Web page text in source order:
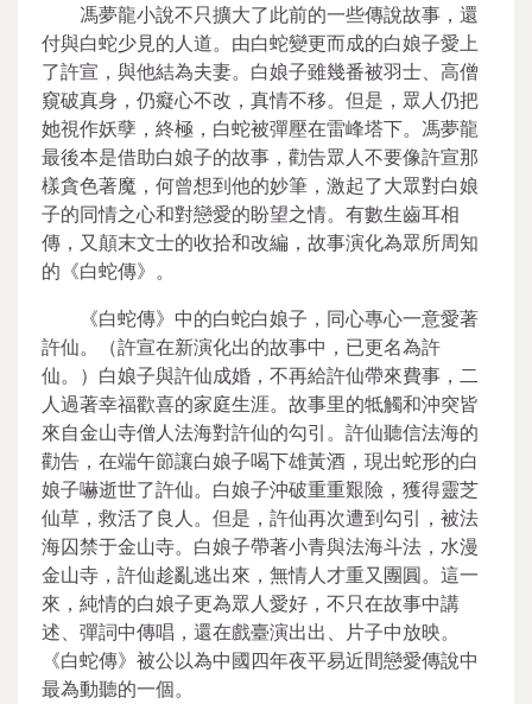
馮夢龍小說不只擴大了此前的一些傳說故事，還
付與白蛇少見的人道。由白蛇變更而成的白娘子愛上
了許宣，與他結為夫妻。白娘子雖幾番被羽士、高僧
窺破真身，仍癡心不改，真情不移。但是，眾人仍把
她視作妖孽，終極，白蛇被彈壓在雷峰塔下。馮夢龍
最後本是借助白娘子的故事，勸告眾人不要像許宣那
樣貪色著魔，何曾想到他的妙筆，激起了大眾對白娘
子的同情之心和對戀愛的盼望之情。有數生齒耳相
傳，又顛末文士的收拾和改編，故事演化為眾所周知
的《白蛇傳》。
《白蛇傳》中的白蛇白娘子，同心專心一意愛著
許仙。（許宣在新演化出的故事中，已更名為許
仙。）白娘子與許仙成婚，不再給許仙帶來費事，二
人過著幸福歡喜的家庭生涯。故事里的牴觸和沖突皆
來自金山寺僧人法海對許仙的勾引。許仙聽信法海的
勸告，在端午節讓白娘子喝下雄黃酒，現出蛇形的白
娘子嚇逝世了許仙。白娘子沖破重重艱險，獲得靈芝
仙草，救活了良人。但是，許仙再次遭到勾引，被法
海囚禁于金山寺。白娘子帶著小青與法海斗法，水漫
金山寺，許仙趁亂逃出來，無情人才重又團圓。這一
來，純情的白娘子更為眾人愛好，不只在故事中講
述、彈詞中傳唱，還在戲臺演出出、片子中放映。
《白蛇傳》被公以為中國四年夜平易近間戀愛傳說中
最為動聽的一個。